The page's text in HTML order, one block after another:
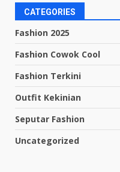
CATEGORIES
Fashion 2025
Fashion Cowok Cool
Fashion Terkini
Outfit Kekinian
Seputar Fashion
Uncategorized